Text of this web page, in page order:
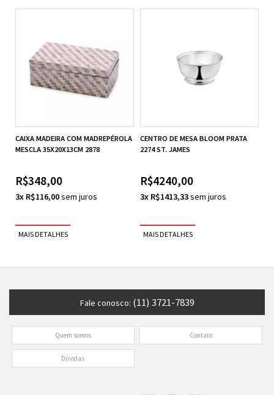
CAIXA MADEIRA COM MADREPÉROLA
MESCLA 35X20X13CM 2878
R$348,00
3x R$116,00
CENTRO DE MESA BLOOM PRATA
2274 ST. JAMES
R$4240,00
3x R$1413,33
Fale conosco: (11) 3721-7839
Quem somos Contato
Dúvidas